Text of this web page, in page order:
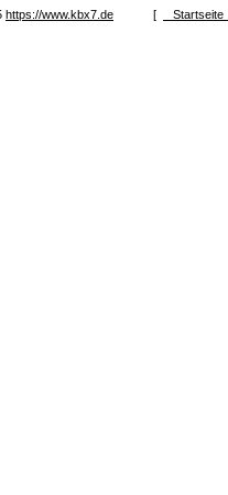
https://www.kbx7.de [ Startseite